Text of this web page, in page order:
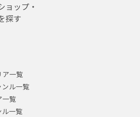
ョップ・
探す
ア一覧
ル一覧
一覧
一覧